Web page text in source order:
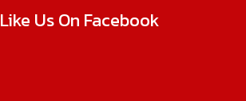
Like Us On Facebook